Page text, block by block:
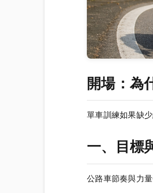
開場：為
單車訓練如果缺
一、目標
公路車節奏與力